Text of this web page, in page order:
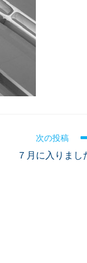
次の投稿
７月に入りまし